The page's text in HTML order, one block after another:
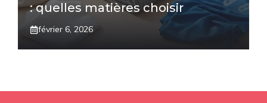
: quelles matières choisir
février 6, 2026